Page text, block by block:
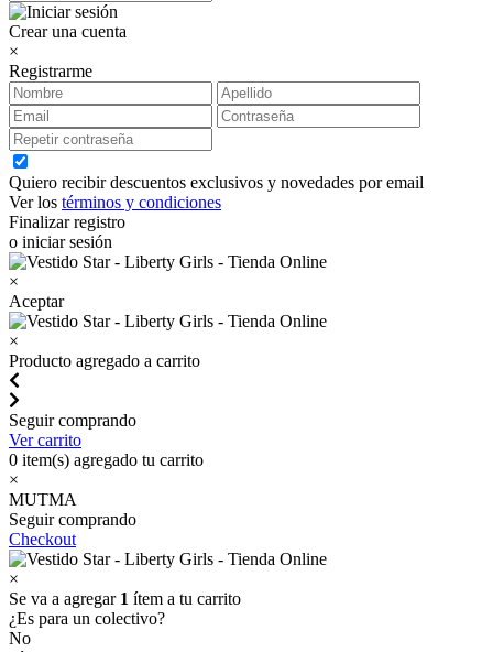
Crear una cuenta
×
Registrarme
Quiero recibir descuentos exclusivos y novedades por email
Ver los términos y condiciones
Finalizar registro
o iniciar sesión
×
Aceptar
×
Producto agregado a carrito
Seguir comprando
Ver carrito
0 item(s) agregado tu carrito
×
MUTMA
Seguir comprando
Checkout
×
Se va a agregar 1 ítem a tu carrito
¿Es para un colectivo?
No